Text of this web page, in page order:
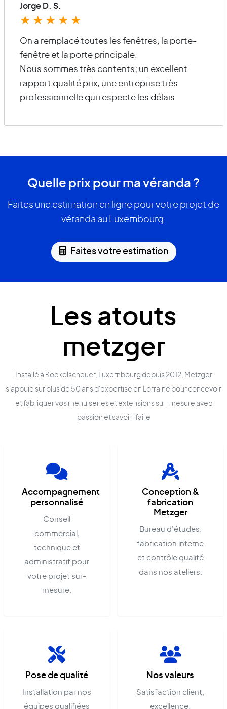
Jorge D. S.
★ ★ ★ ★ ★
On a remplacé toutes les fenêtres, la porte-
fenêtre et la porte principale.
Nous sommes très contents; un excellent
rapport qualité prix, une entreprise très
professionnelle qui respecte les délais
Quelle prix pour ma véranda ?
Faites une estimation en ligne pour votre projet de
véranda au Luxembourg.
Faites votre estimation
Les atouts
metzger
Installé à Kockelscheuer, Luxembourg depuis 2012, Metzger
s'appuie sur plus de 50 ans d'expertise en Lorraine pour concevoir
et fabriquer vos menuiseries et extensions sur-mesure avec
passion et savoir-faire
Accompagnement
personnalisé
Conseil
commercial,
technique et
administratif pour
votre projet sur-
mesure.
Conception &
fabrication
Metzger
Bureau d'études,
fabrication interne
et contrôle qualité
dans nos ateliers.
Pose de qualité
Installation par nos
équipes qualifiées
Nos valeurs
Satisfaction client,
excellence,